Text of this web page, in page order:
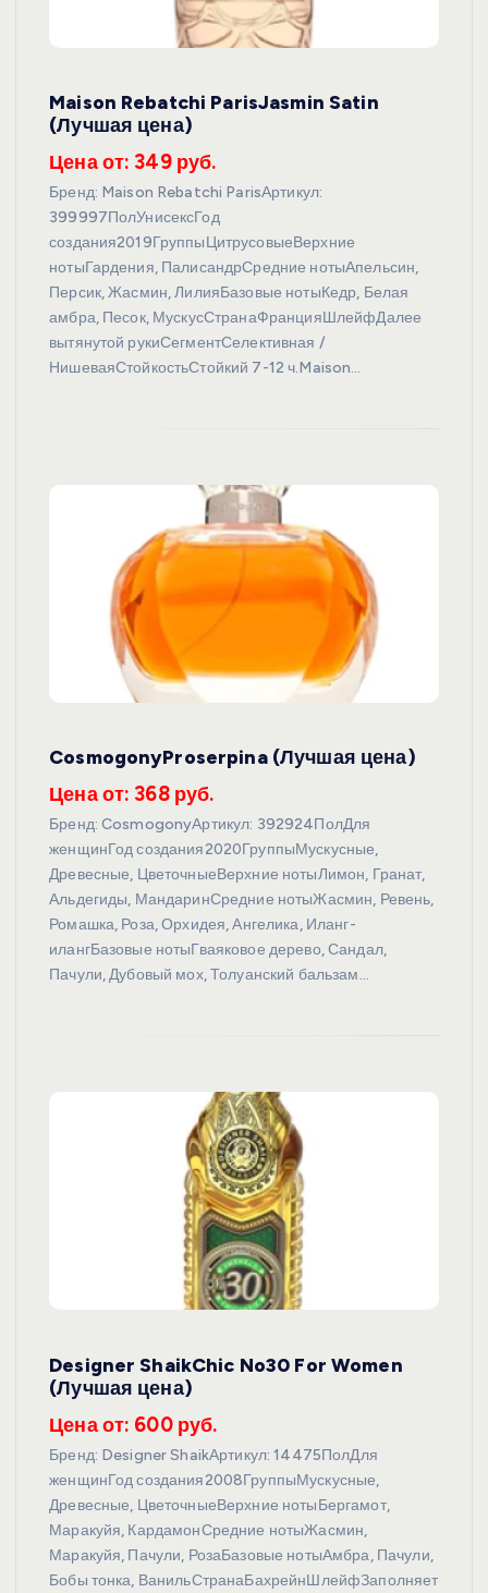
Maison Rebatchi ParisJasmin Satin
(Лучшая цена)
Цена от: 349 руб.
Бренд: Maison Rebatchi ParisАртикул:
399997ПолУнисексГод
создания2019ГруппыЦитрусовыеВерхние
нотыГардения, ПалисандрСредние нотыАпельсин,
Персик, Жасмин, ЛилияБазовые нотыКедр, Белая
амбра, Песок, МускусСтранаФранцияШлейфДалее
вытянутой рукиСегментСелективная /
НишеваяСтойкостьСтойкий 7-12 ч.Maison…
CosmogonyProserpina (Лучшая цена)
Цена от: 368 руб.
Бренд: CosmogonyАртикул: 392924ПолДля
женщинГод создания2020ГруппыМускусные,
Древесные, ЦветочныеВерхние нотыЛимон, Гранат,
Альдегиды, МандаринСредние нотыЖасмин, Ревень,
Ромашка, Роза, Орхидея, Ангелика, Иланг-
илангБазовые нотыГваяковое дерево, Сандал,
Пачули, Дубовый мох, Толуанский бальзам…
Designer ShaikChic No30 For Women
(Лучшая цена)
Цена от: 600 руб.
Бренд: Designer ShaikАртикул: 14475ПолДля
женщинГод создания2008ГруппыМускусные,
Древесные, ЦветочныеВерхние нотыБергамот,
Маракуйя, КардамонСредние нотыЖасмин,
Маракуйя, Пачули, РозаБазовые нотыАмбра, Пачули,
Бобы тонка, ВанильСтранаБахрейнШлейфЗаполняет